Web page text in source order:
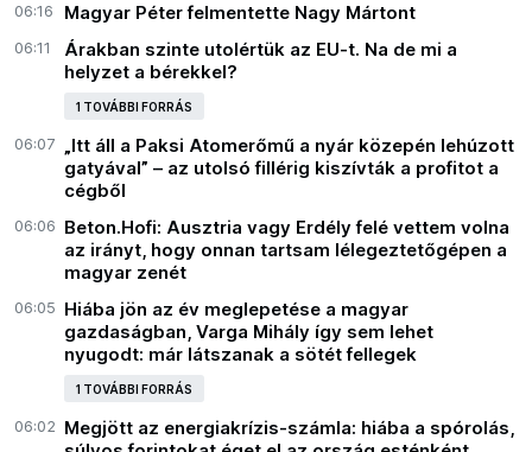
06:16 Magyar Péter felmentette Nagy Mártont
06:11
Árakban szinte utolértük az EU-t. Na de mi a
helyzet a bérekkel?
1 TOVÁBBI FORRÁS
06:07 „Itt áll a Paksi Atomerőmű a nyár közepén lehúzott
gatyával” – az utolsó fillérig kiszívták a profitot a
cégből
06:06 Beton.Hofi: Ausztria vagy Erdély felé vettem volna
az irányt, hogy onnan tartsam lélegeztetőgépen a
magyar zenét
06:05 Hiába jön az év meglepetése a magyar
gazdaságban, Varga Mihály így sem lehet
nyugodt: már látszanak a sötét fellegek
1 TOVÁBBI FORRÁS
06:02 Megjött az energiakrízis-számla: hiába a spórolás,